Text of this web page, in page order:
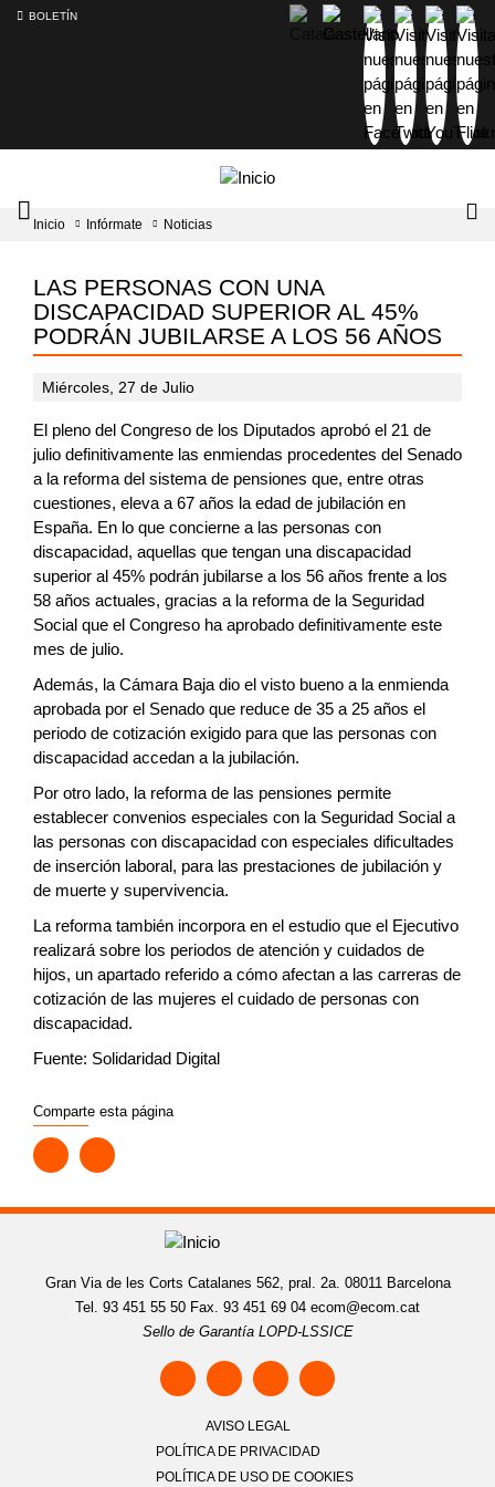
BOLETÍN
Intercambiador
del
principal
Inicio Infórmate Noticias
LAS PERSONAS CON UNA
DISCAPACIDAD SUPERIOR AL 45%
PODRÁN JUBILARSE A LOS 56 AÑOS
Miércoles, 27 de Julio
El pleno del Congreso de los Diputados aprobó el 21 de
julio definitivamente las enmiendas procedentes del Senado
a la reforma del sistema de pensiones que, entre otras
cuestiones, eleva a 67 años la edad de jubilación en
España. En lo que concierne a las personas con
discapacidad, aquellas que tengan una discapacidad
superior al 45% podrán jubilarse a los 56 años frente a los
58 años actuales, gracias a la reforma de la Seguridad
Social que el Congreso ha aprobado definitivamente este
mes de julio.
Además, la Cámara Baja dio el visto bueno a la enmienda
aprobada por el Senado que reduce de 35 a 25 años el
periodo de cotización exigido para que las personas con
discapacidad accedan a la jubilación.
Por otro lado, la reforma de las pensiones permite
establecer convenios especiales con la Seguridad Social a
las personas con discapacidad con especiales dificultades
de inserción laboral, para las prestaciones de jubilación y
de muerte y supervivencia.
La reforma también incorpora en el estudio que el Ejecutivo
realizará sobre los periodos de atención y cuidados de
hijos, un apartado referido a cómo afectan a las carreras de
cotización de las mujeres el cuidado de personas con
discapacidad.
Fuente: Solidaridad Digital
Comparte esta página
Gran Via de les Corts Catalanes 562, pral. 2a. 08011 Barcelona
Tel. 93 451 55 50 Fax. 93 451 69 04 ecom@ecom.cat
Sello de Garantía LOPD-LSSICE
AVISO LEGAL
POLÍTICA DE PRIVACIDAD
POLÍTICA DE USO DE COOKIES